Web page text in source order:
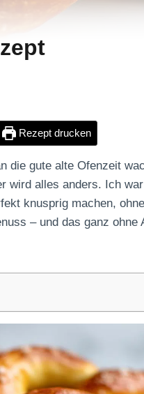
Rezept drucken
die gute alte Ofenzeit
wird alles anders. Ich
knusprig machen,
– und das ganz ohne